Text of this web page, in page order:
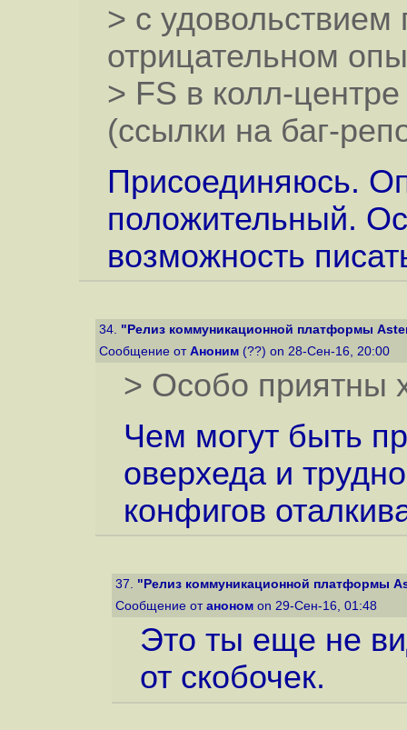
> с
отрицательном
> FS в колл-
(ссылки на баг-
Присоединяюсь.
положительный.
возможность
34. "Релиз коммуникационной платформы
Сообщение от Аноним (??) on 28-Сен-16, 20:00
> Особо приятны
Чем могут быть
оверхеда и
конфигов
37. "Релиз коммуникационной платформы
Сообщение от аноном on 29-Сен-16, 01:48
Это ты еще не
от скобочек.